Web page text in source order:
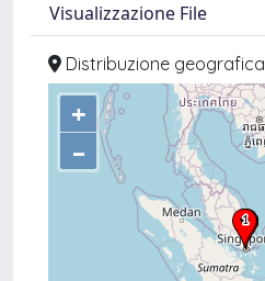
Visualizzazione File
Distribuzione geografica
+
–